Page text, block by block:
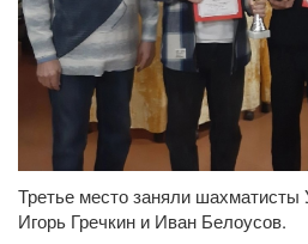
Третье место заняли шахматисты
Игорь Гречкин и Иван Белоусов.